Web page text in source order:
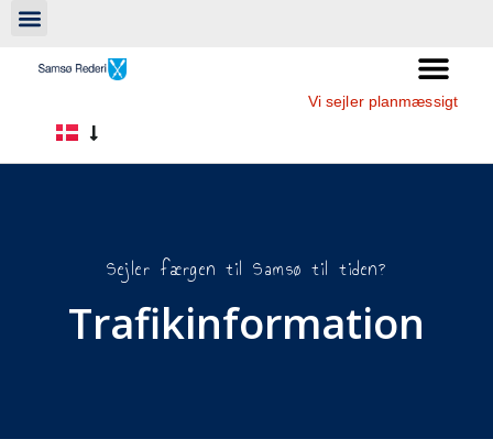
Vi sejler planmæssigt
Sejler færgen til Samsø til tiden?
Trafikinformation